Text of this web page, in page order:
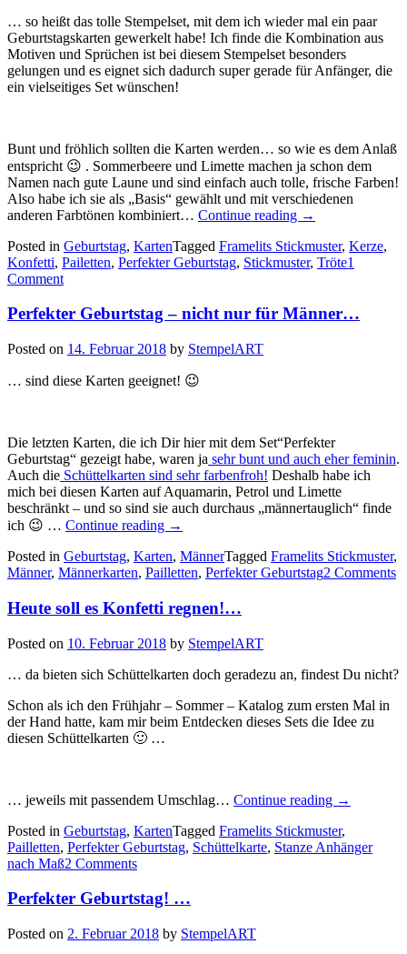
… so heißt das tolle Stempelset, mit dem ich wieder mal ein paar
Geburtstagskarten gewerkelt habe! Ich finde die Kombination aus
Motiven und Sprüchen ist bei diesem Stempelset besonders
gelungen und es eignet sich dadurch super gerade für Anfänger, die
ein vielseitiges Set wünschen!
Bunt und fröhlich sollten die Karten werden… so wie es dem Anlaß
entspricht 😉 . Sommerbeere und Limette machen ja schon dem
Namen nach gute Laune und sind einfach auch tolle, frische Farben!
Also habe ich sie als „Basis“ gewählt und mit verschiedenen
anderen Farbtönen kombiniert… Continue reading „Perfekter
→
Posted in Geburtstag, KartenTagged Framelits Stickmuster, Kerze,
Konfetti, Pailetten, Perfekter Geburtstag, Stickmuster, Tröte1
Comment
Perfekter Geburtstag – nicht nur für Männer…
Posted on 14. Februar 2018 by StempelART
… sind diese Karten geeignet! 😉
Die letzten Karten, die ich Dir hier mit dem Set“Perfekter
Geburtstag“ gezeigt habe, waren ja sehr bunt und auch eher feminin.
Auch die Schüttelkarten sind sehr farbenfroh! Deshalb habe ich
mich bei diesen Karten auf Aquamarin, Petrol und Limette
beschränkt – und so sind sie auch durchaus „männertauglich“ finde
ich 😉 … Continue reading
„Perfekter
–
nicht
für
Männer…“
→
Posted in Geburtstag, Karten, MännerTagged Framelits Stickmuster,
Männer, Männerkarten, Pailletten, Perfekter Geburtstag2 Comments
Heute soll es Konfetti regnen!…
Posted on 10. Februar 2018 by StempelART
… da bieten sich Schüttelkarten doch geradezu an, findest Du nicht?
Schon als ich den Frühjahr – Sommer – Katalog zum ersten Mal in
der Hand hatte, kam mir beim Entdecken dieses Sets die Idee zu
diesen Schüttelkarten 🙂 …
… jeweils mit passendem Umschlag… Continue reading „Heute
es
Konfetti
→
Posted in Geburtstag, KartenTagged Framelits Stickmuster,
Pailletten, Perfekter Geburtstag, Schüttelkarte, Stanze Anhänger
nach Maß2 Comments
Perfekter Geburtstag! …
Posted on 2. Februar 2018 by StempelART